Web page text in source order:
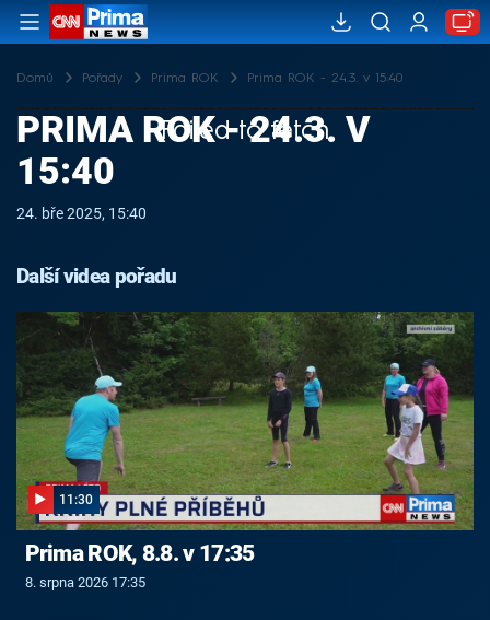
Domů Pořady Prima ROK Prima ROK - 24.3. v 15:40
Failed to fetch
PRIMA ROK - 24.3. V
15:40
24. bře 2025, 15:40
Další videa pořadu
11:30
Prima ROK, 8.8. v 17:35
8. srpna 2026 17:35